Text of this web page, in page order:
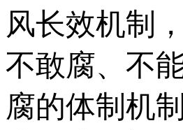
风长效机制
不敢腐、不
腐的体制机